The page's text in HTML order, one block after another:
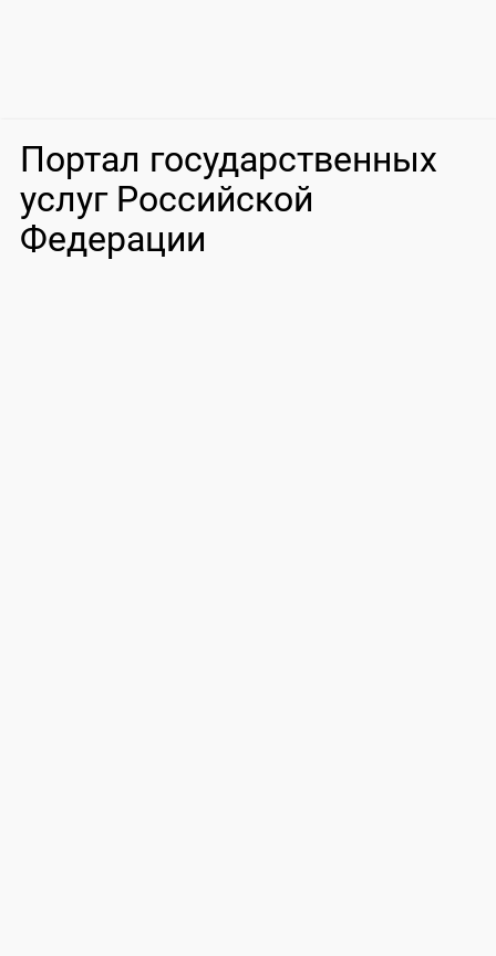
Портал государственных
услуг Российской
Федерации